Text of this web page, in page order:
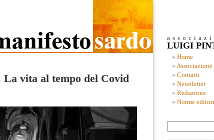
vita al tempo del Covid
LUIGI
Home
Associazione
Contatti
Newsletter
Redazione
Norme